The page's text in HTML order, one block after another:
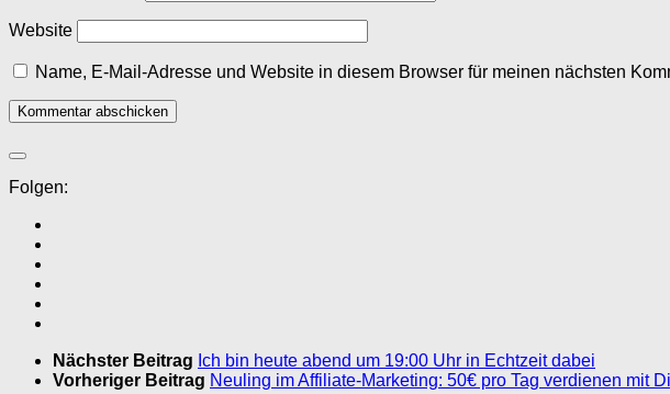
Website
Name, E-Mail-Adresse und Website in diesem Browser für meinen nächsten
Folgen:
Nächster Beitrag Ich bin heute abend um 19:00 Uhr in Echtzeit dabei
Vorheriger Beitrag Neuling im Affiliate-Marketing: 50€ pro Tag verdienen mit